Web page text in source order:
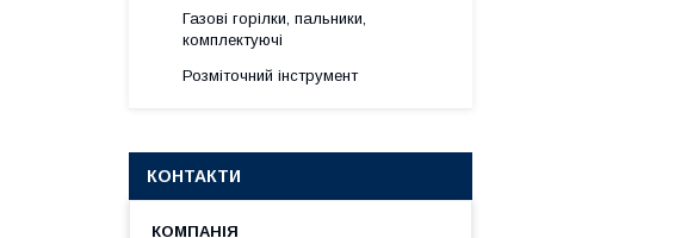
Газові горілки, пальники,
комплектуючі
Розміточний інструмент
КОНТАКТИ